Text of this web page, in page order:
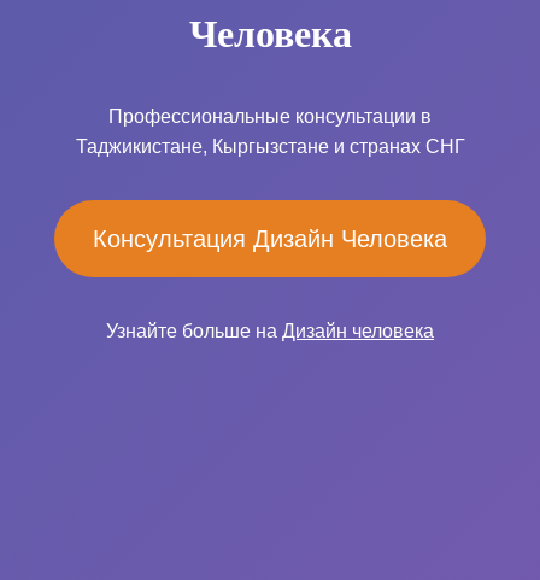
Человека
Профессиональные консультации в
Таджикистане, Кыргызстане и странах СНГ
Консультация Дизайн Человека
Узнайте больше на Дизайн человека